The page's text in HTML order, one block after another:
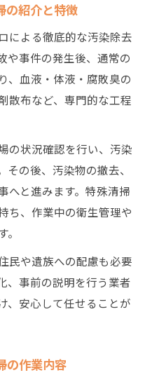
料金相場の目安を紹
清掃料金の内訳ポイ
殊清掃依頼の注意点
掃選びの注意点
掃トラブル事例を解
ックしたい注意事項
特殊清掃業者選びの
の紹介と特徴
による徹底的な汚染除去
や事件の発生後、通常の
、血液・体液・腐敗臭の
散布など、専門的な工程
の状況確認を行い、汚染
の後、汚染物の撤去、
へと進みます。特殊清掃
ち、作業中の衛生管理や
民や遺族への配慮も必要
、事前の説明を行う業者
、安心して任せることが
の作業内容